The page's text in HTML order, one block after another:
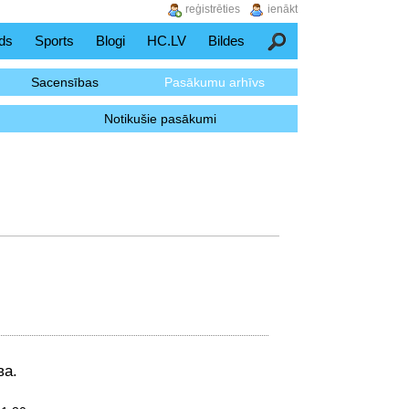
Sports Blogi HC.LV Bildes Meklēšana
Sacensības Pasākumu arhīvs
Notikušie pasākumi
ienākt
reģistrēties